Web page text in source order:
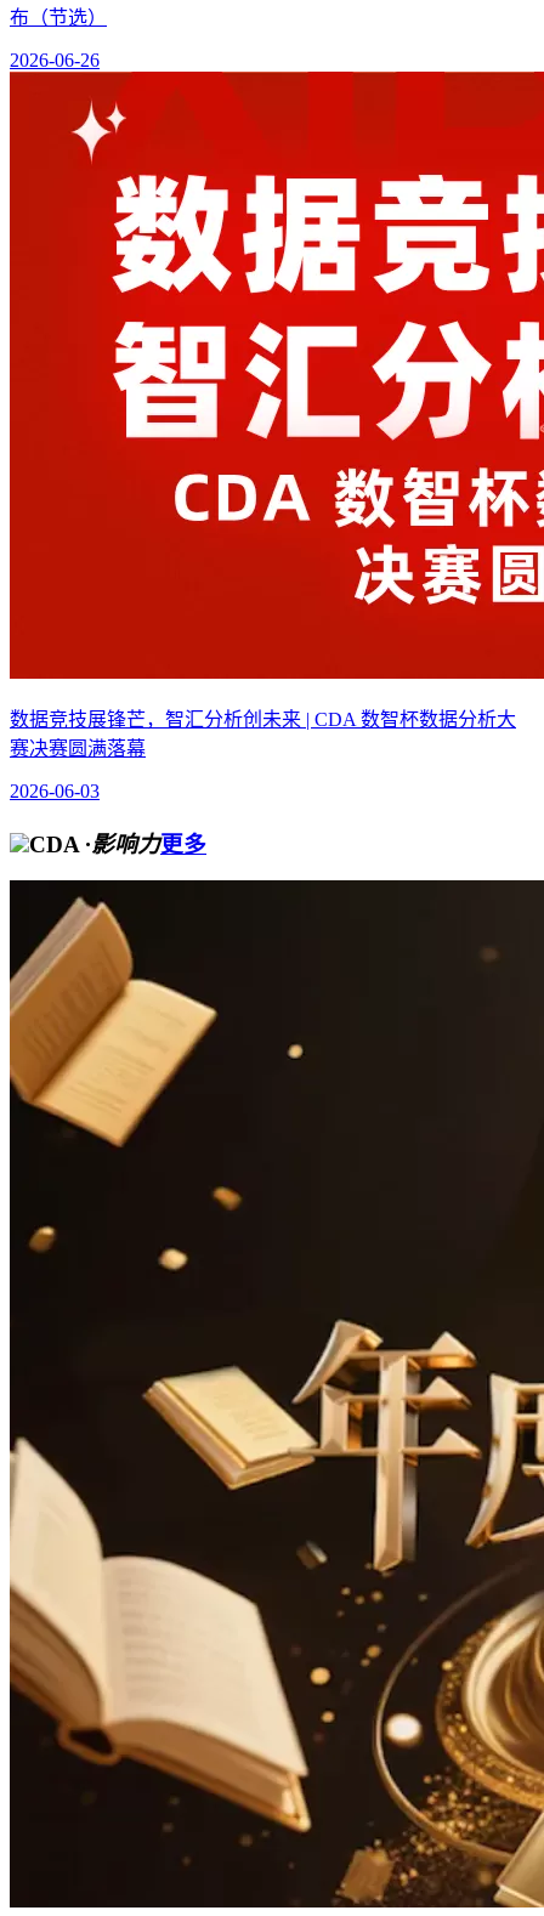
布（节选）
2026-06-26
数据竞技展锋芒，智汇分析创未来 | CDA 数智杯数据分析大
赛决赛圆满落幕
2026-06-03
CDA ·影响力更多